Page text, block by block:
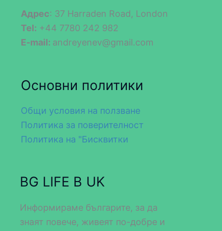
Адрес: 37 Harraden Road, London
Tel: +44 7780 242 982
E-mail: andreyenev@gmail.com
Основни политики
Общи условия на ползване
Политика за поверителност
Политика на "Бисквитки
BG LIFE В UK
Информираме българите, за да
знаят повече, живеят по-добре и